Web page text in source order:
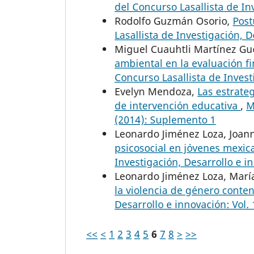
del Concurso Lasallista de
Rodolfo Guzmán Osorio,
Lasallista de Investigación,
Miguel Cuauhtli Martínez
ambiental en la evaluación
Concurso Lasallista de
Evelyn Mendoza, Las
de intervención educativa ,
(2014): Suplemento 1
Leonardo Jiménez Loza,
psicosocial en jóvenes
Investigación, Desarrollo e
Leonardo Jiménez Loza,
la violencia de género
Desarrollo e innovación:
<< < 1 2 3 4 5 6 7 8 > >>